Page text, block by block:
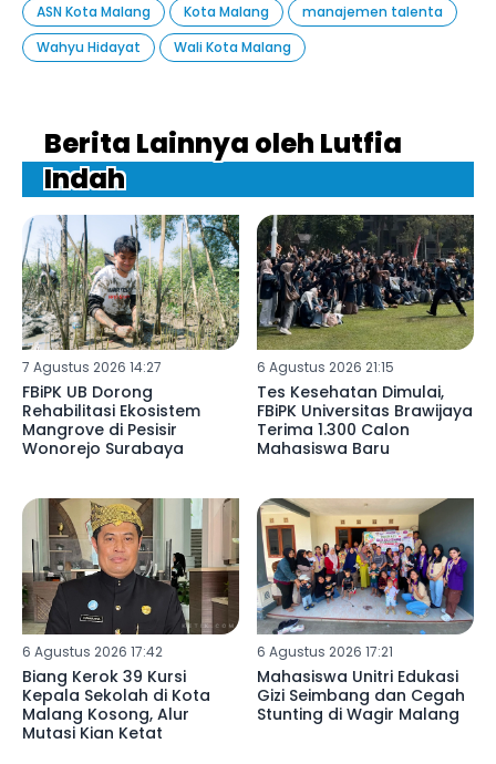
ASN Kota Malang
Kota Malang
manajemen talenta
Wahyu Hidayat
Wali Kota Malang
Berita Lainnya oleh Lutfia
Indah
7 Agustus 2026 14:27
FBiPK UB Dorong
Rehabilitasi Ekosistem
Mangrove di Pesisir
Wonorejo Surabaya
6 Agustus 2026 21:15
Tes Kesehatan Dimulai,
FBiPK Universitas Brawijaya
Terima 1.300 Calon
Mahasiswa Baru
6 Agustus 2026 17:42
Biang Kerok 39 Kursi
Kepala Sekolah di Kota
Malang Kosong, Alur
Mutasi Kian Ketat
6 Agustus 2026 17:21
Mahasiswa Unitri Edukasi
Gizi Seimbang dan Cegah
Stunting di Wagir Malang